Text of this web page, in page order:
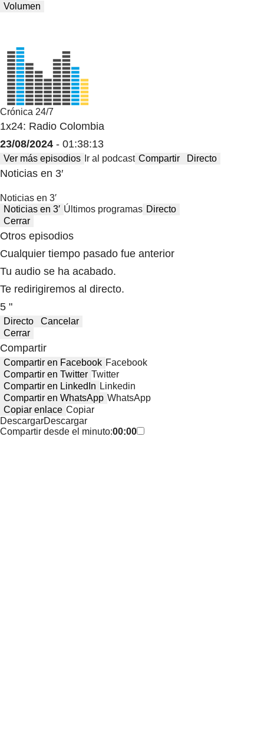
Volumen
Crónica 24/7
1x24: Radio Colombia
23/08/2024 - 01:38:13
Ver más episodios Ir al podcast Compartir Directo
Noticias en 3′
Noticias en 3′
Noticias en 3′ Últimos programas Directo
Cerrar
Otros episodios
Cualquier tiempo pasado fue anterior
Tu audio se ha acabado.
Te redirigiremos al directo.
5 "
Directo
Cancelar
Cerrar
Compartir
Compartir en Facebook Facebook
Compartir en Twitter Twitter
Compartir en LinkedIn Linkedin
Compartir en WhatsApp WhatsApp
Copiar enlace Copiar
DescargarDescargar
Compartir desde el minuto:00:00